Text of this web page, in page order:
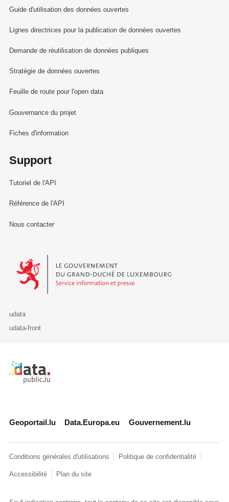
Guide d'utilisation des données ouvertes
Lignes directrices pour la publication de données ouvertes
Demande de réutilisation de données publiques
Stratégie de données ouvertes
Feuille de route pour l'open data
Gouvernance du projet
Fiches d'information
Support
Tutoriel de l'API
Référence de l'API
Nous contacter
Le Gouvernement du Grand-Duché de Luxembourg - Service
udata
udata-front
Retour à l'accueil de data.public.lu
Geoportail.lu Data.Europa.eu Gouvernement.lu
Conditions générales d'utilisations Politique de confidentialité
Accessibilité Plan du site